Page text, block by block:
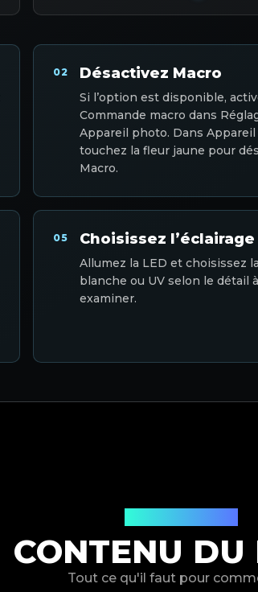
02 Désactivez Macro
Si l’option est disponible,
Commande macro dans
Appareil photo. Dans
touchez la fleur jaune pour
Macro.
05 Choisissez l’éclairage
Allumez la LED et choisissez
blanche ou UV selon le détail à
examiner.
CONTENU DU
Tout ce qu'il faut pour